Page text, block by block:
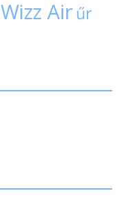
Wizz Air űr